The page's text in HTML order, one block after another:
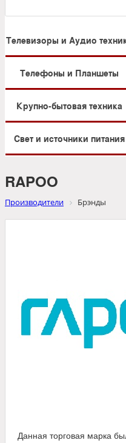
Телевизоры и Аудио
Телефоны и Планшеты
Крупно-бытовая техника
Свет и источники питания
RAPOO
Производители Брэнды
Данная торговая марка